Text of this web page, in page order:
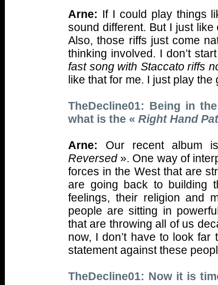
Arne: If I could play things
sound different. But I just
Also, those riffs just come
thinking involved. I don’t
fast song with Staccato riffs
like that for me. I just play
TheDecline01: Being in
what is the « Right Hand
Arne: Our recent album
Reversed ». One way of
forces in the West that are
are going back to building
feelings, their religion and
people are sitting in
that are throwing all of us
now, I don’t have to look
statement against these
TheDecline01: Now it is